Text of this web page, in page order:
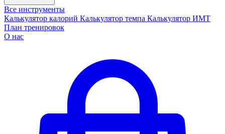
Все инструменты
Калькулятор калорий Калькулятор темпа Калькулятор ИМТ
План тренировок
О нас